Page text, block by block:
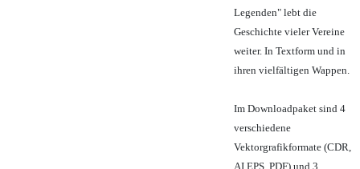
Legenden" lebt die
Geschichte vieler Vereine
weiter. In Textform und in
ihren vielfältigen Wappen.
Im Downloadpaket sind 4
verschiedene
Vektorgrafikformate (CDR,
AI EPS, PDF) und 3